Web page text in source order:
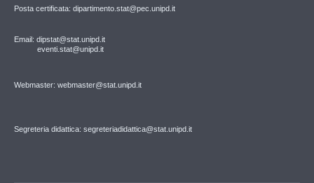
Posta certificata: dipartimento.stat@pec.unipd.it
Email: dipstat@stat.unipd.it
eventi.stat@unipd.it
Webmaster: webmaster@stat.unipd.it
Segreteria didattica: segreteriadidattica@stat.unipd.it